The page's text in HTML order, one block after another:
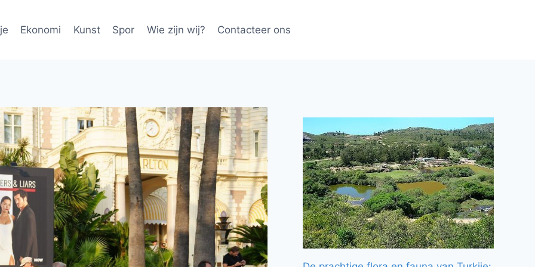
Ekonomi Kunst Spor Wie zijn wij? Contacteer ons